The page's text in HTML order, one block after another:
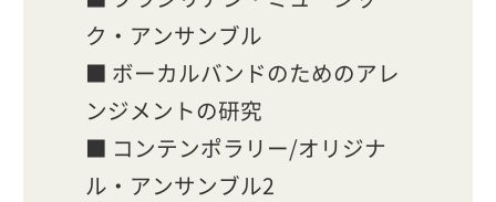
ク・アンサンブル
■ ボーカルバンドのためのアレ
ンジメントの研究
■ コンテンポラリー/オリジナ
ル・アンサンブル2